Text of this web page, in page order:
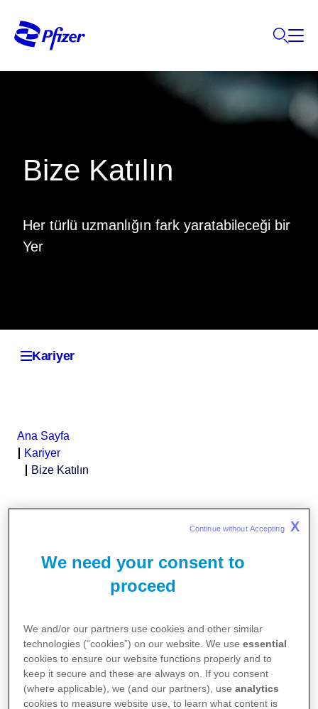
Bize Katılın
Her türlü uzmanlığın fark yaratabileceği bir
Yer
Ana Sayfa
Kariyer
Bize Katılın
Burada sağlık hizmetlerini yeniden
şekillendiren, hastaların yaşamlarını değiştiren
birlikte çalışır, öğrenir ve yeni çözümler
üretirsiniz. Çünkü en güçlü yenilikler, farklı
uzmanlıkların bir araya gelmesiyle ortaya
çıkar.
Pfizer, tıbbın geleceğinin şekillendiği yerdir.
We need your consent to
proceed
We and/or our partners use cookies and other similar
technologies (“cookies”) on our website. We useessential
cookies to ensure our website functions properly and to
keep it secure and these are always on. If you consent
(where applicable), we (and our partners), useanalytics
cookies to measure website use, to learn what content is
Continue without Accepting X